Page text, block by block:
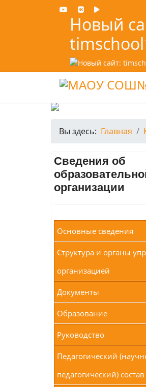
Новый
Вы здесь: Главная
Сведения об
организации
Основные сведения
Структура и органы
организацией
Документы
Образование
Руководство
Педагогический
педагогический) состав